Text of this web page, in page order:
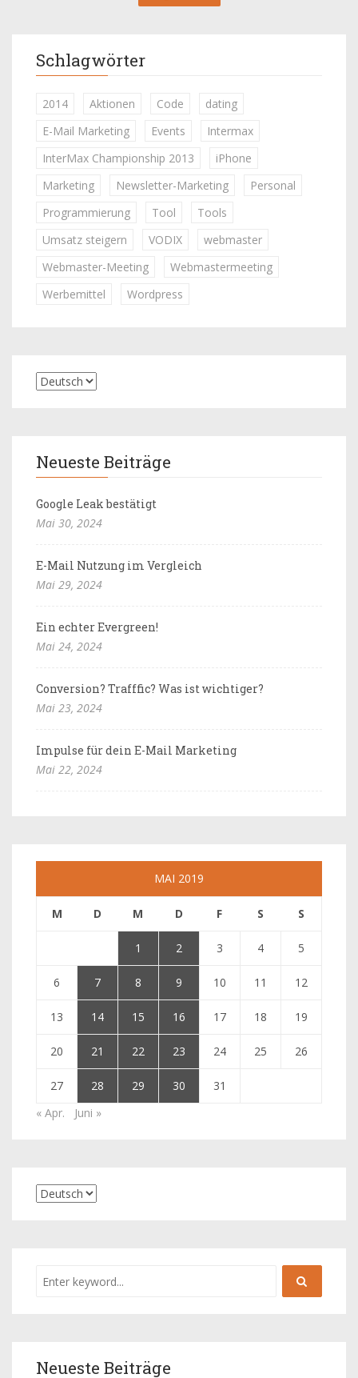
Schlagwörter
2014 Aktionen Code
dating
E-Mail Marketing
Events
Intermax
InterMax Championship 2013
iPhone
Marketing
Newsletter-Marketing
Personal
Programmierung
Tool
Tools
Umsatz steigern
VODIX
webmaster
Webmaster-Meeting
Webmastermeeting
Werbemittel
Wordpress
Neueste Beiträge
Google Leak bestätigt
Mai 30, 2024
E-Mail Nutzung im Vergleich
Mai 29, 2024
Ein echter Evergreen!
Mai 24, 2024
Conversion? Trafffic? Was ist wichtiger?
Mai 23, 2024
Impulse für dein E-Mail Marketing
Mai 22, 2024
MAI 2019
M D M D F S S
1 2 3 4 5
6 7 8 9 10 11 12
13 14 15 16 17 18 19
20 21 22 23 24 25 26
27 28 29 30
31
« Apr.
Juni »
Neueste Beiträge